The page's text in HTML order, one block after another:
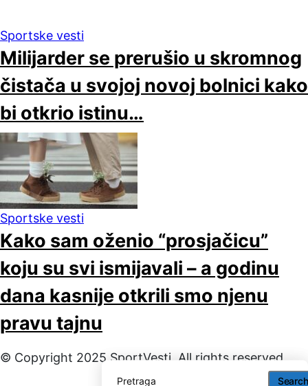
Search
Search
Sportske vesti
Milijarder se prerušio u skromnog
čistača u svojoj novoj bolnici kako
bi otkrio istinu…
Sportske vesti
Kako sam oženio “prosjačicu”
koju su svi ismijavali – a godinu
dana kasnije otkrili smo njenu
pravu tajnu
© Copyright 2025 SportVesti. All rights reserved